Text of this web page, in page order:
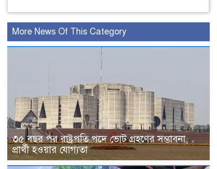
More News Of This Category
৩৫ বছর পর রাষ্ট্রপতি পদে ভোট গ্রহণের সম্ভাবনা,
প্রার্থী হওয়ার যোগ্যতা